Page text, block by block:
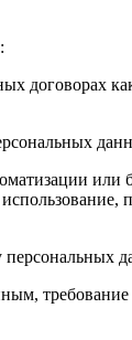
договорах
или
персональных
требование